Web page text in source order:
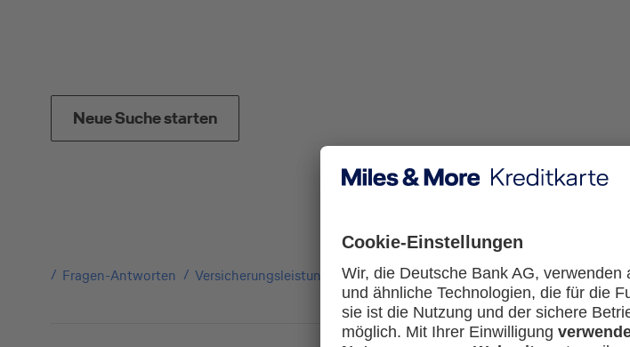
Neue Suche starten
Fragen-Antworten Versicherungsleistungen Ich habe eine Partnerkarte. Gilt das